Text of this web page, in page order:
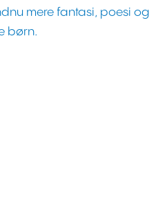
mere fantasi, poesi og
børn.